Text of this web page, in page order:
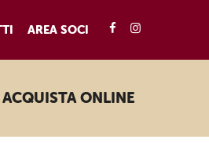
AREA SOCI FACEBOOK
ACQUISTA ONLINE